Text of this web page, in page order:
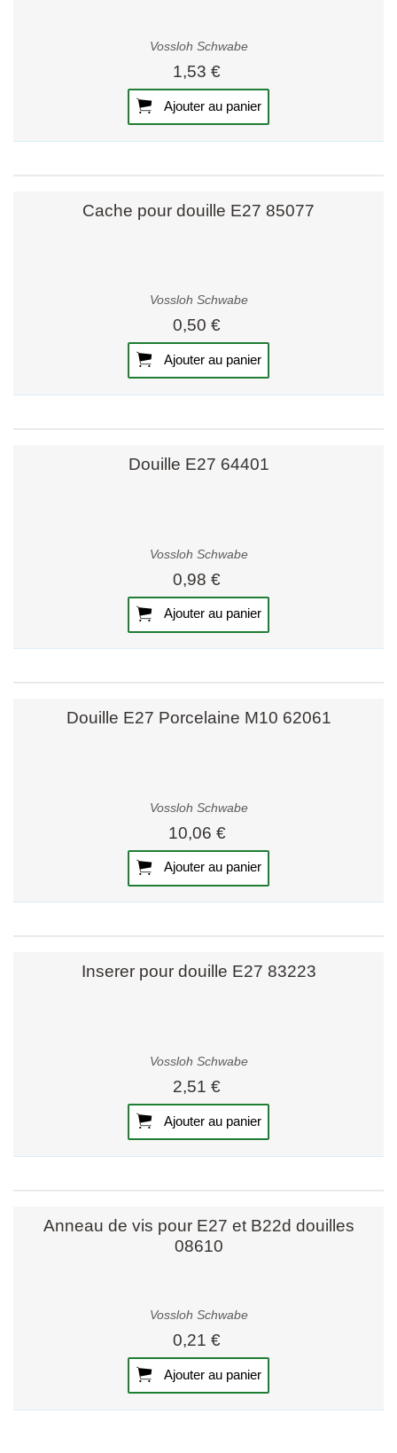
Vossloh Schwabe
1,53 €
Ajouter au panier
Cache pour douille E27 85077
Vossloh Schwabe
0,50 €
Ajouter au panier
Douille E27 64401
Vossloh Schwabe
0,98 €
Ajouter au panier
Douille E27 Porcelaine M10 62061
Vossloh Schwabe
10,06 €
Ajouter au panier
Inserer pour douille E27 83223
Vossloh Schwabe
2,51 €
Ajouter au panier
Anneau de vis pour E27 et B22d douilles
08610
Vossloh Schwabe
0,21 €
Ajouter au panier